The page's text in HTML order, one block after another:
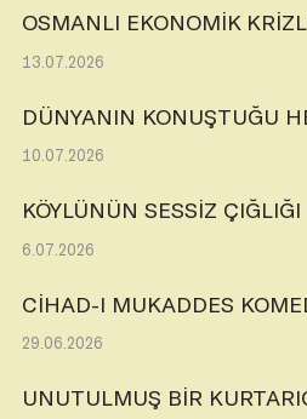
OSMANLI EKONOMİK
13.07.2026
DÜNYANIN KONUŞTUĞU
10.07.2026
KÖYLÜNÜN SESSİZ ÇIĞLIĞI
6.07.2026
CİHAD-I MUKADDES
29.06.2026
UNUTULMUŞ BİR